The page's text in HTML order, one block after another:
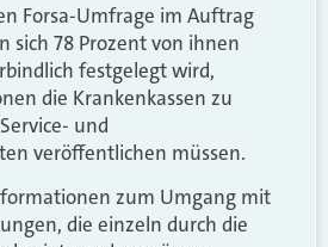
Forsa-Umfrage im Auftrag
sich 78 Prozent von ihnen
festgelegt wird,
die Krankenkassen zu
und
veröffentlichen müssen.
zum Umgang mit
die einzeln durch die